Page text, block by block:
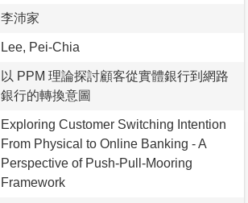
李沛家
Lee, Pei-Chia
以 PPM 理論探討顧客從實體銀行到網路
銀行的轉換意圖
Exploring Customer Switching Intention
From Physical to Online Banking - A
Perspective of Push-Pull-Mooring
Framework